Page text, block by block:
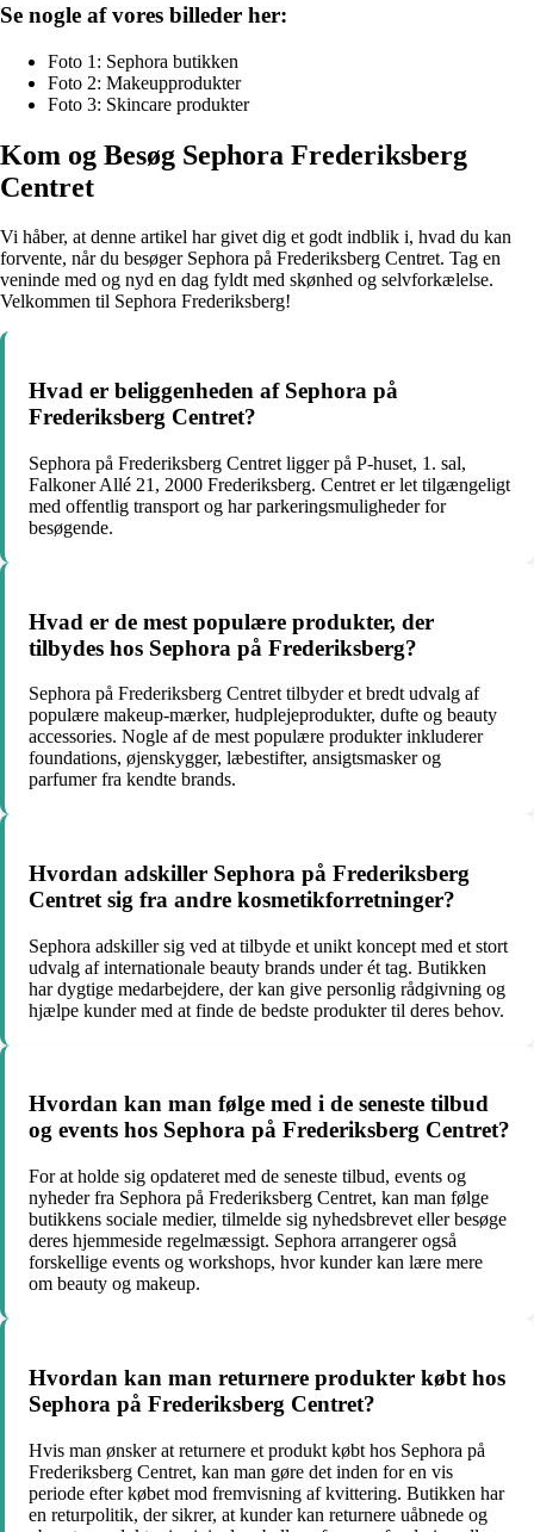
Se nogle af vores billeder her:
Foto 1: Sephora butikken
Foto 2: Makeupprodukter
Foto 3: Skincare produkter
Kom og Besøg Sephora Frederiksberg
Centret
Vi håber, at denne artikel har givet dig et godt indblik i, hvad du kan
forvente, når du besøger Sephora på Frederiksberg Centret. Tag en
veninde med og nyd en dag fyldt med skønhed og selvforkælelse.
Velkommen til Sephora Frederiksberg!
Hvad er beliggenheden af Sephora på
Frederiksberg Centret?
Sephora på Frederiksberg Centret ligger på P-huset, 1. sal,
Falkoner Allé 21, 2000 Frederiksberg. Centret er let tilgængeligt
med offentlig transport og har parkeringsmuligheder for
besøgende.
Hvad er de mest populære produkter, der
tilbydes hos Sephora på Frederiksberg?
Sephora på Frederiksberg Centret tilbyder et bredt udvalg af
populære makeup-mærker, hudplejeprodukter, dufte og beauty
accessories. Nogle af de mest populære produkter inkluderer
foundations, øjenskygger, læbestifter, ansigtsmasker og
parfumer fra kendte brands.
Hvordan adskiller Sephora på Frederiksberg
Centret sig fra andre kosmetikforretninger?
Sephora adskiller sig ved at tilbyde et unikt koncept med et stort
udvalg af internationale beauty brands under ét tag. Butikken
har dygtige medarbejdere, der kan give personlig rådgivning og
hjælpe kunder med at finde de bedste produkter til deres behov.
Hvordan kan man følge med i de seneste tilbud
og events hos Sephora på Frederiksberg Centret?
For at holde sig opdateret med de seneste tilbud, events og
nyheder fra Sephora på Frederiksberg Centret, kan man følge
butikkens sociale medier, tilmelde sig nyhedsbrevet eller besøge
deres hjemmeside regelmæssigt. Sephora arrangerer også
forskellige events og workshops, hvor kunder kan lære mere
om beauty og makeup.
Hvordan kan man returnere produkter købt hos
Sephora på Frederiksberg Centret?
Hvis man ønsker at returnere et produkt købt hos Sephora på
Frederiksberg Centret, kan man gøre det inden for en vis
periode efter købet mod fremvisning af kvittering. Butikken har
en returpolitik, der sikrer, at kunder kan returnere uåbnede og